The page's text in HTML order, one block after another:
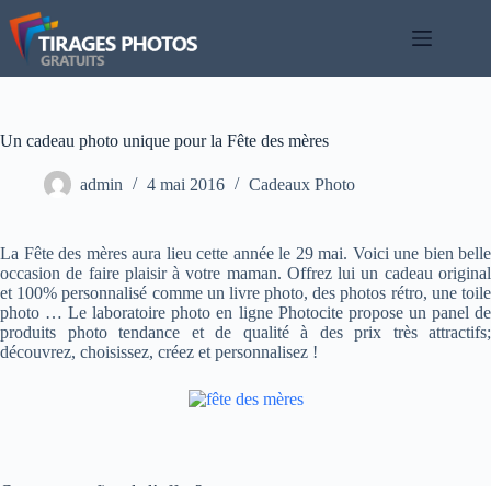
Passer
au
contenu
Un cadeau photo unique pour la Fête des mères
admin 4 mai 2016 Cadeaux Photo
La Fête des mères aura lieu cette année le 29 mai. Voici une bien belle
occasion de faire plaisir à votre maman. Offrez lui un cadeau original
et 100% personnalisé comme un livre photo, des photos rétro, une toile
photo … Le laboratoire photo en ligne Photocite propose un panel de
produits photo tendance et de qualité à des prix très attractifs;
découvrez, choisissez, créez et personnalisez !